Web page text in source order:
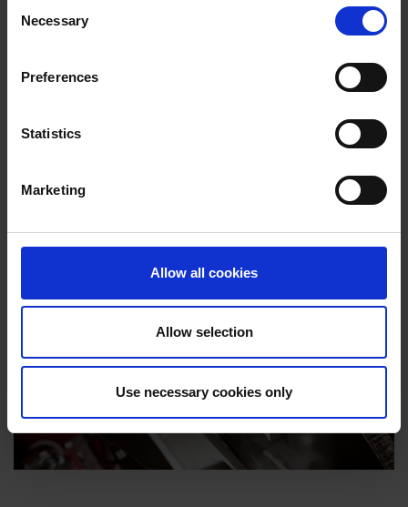
Selection
Necessary
Preferences
Statistics
Marketing
Allow all cookies
Allow selection
Use necessary cookies only
oberen Teil des Rotorenhauses in das Auswurfrohr
geführt. Der nicht von der Hand zu weisende
Eine konventionelle Hackscheibe mit den selben
Eigenschaften würde ein Mehrgewicht von 40% mit
Dieses ist ein wesentlicher Grund dafür, dass TP
Holzhacker GRÖSSER, STÄRKER und LEICHTER
sind.